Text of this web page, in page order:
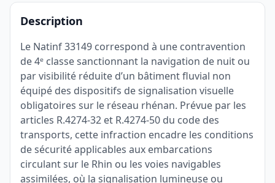
Description
Le Natinf 33149 correspond à une contravention
de 4ᵉ classe sanctionnant la navigation de nuit ou
par visibilité réduite d’un bâtiment fluvial non
équipé des dispositifs de signalisation visuelle
obligatoires sur le réseau rhénan. Prévue par les
articles R.4274-32 et R.4274-50 du code des
transports, cette infraction encadre les conditions
de sécurité applicables aux embarcations
circulant sur le Rhin ou les voies navigables
assimilées, où la signalisation lumineuse ou